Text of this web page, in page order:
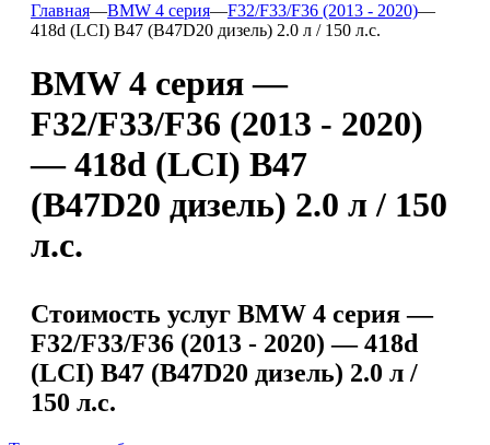
Главная—BMW 4 серия—F32/F33/F36 (2013 - 2020)—
418d (LCI) B47 (B47D20 дизель) 2.0 л / 150 л.с.
BMW 4 серия —
F32/F33/F36 (2013 - 2020)
— 418d (LCI) B47
(B47D20 дизель) 2.0 л / 150
л.с.
Стоимость услуг BMW 4 серия —
F32/F33/F36 (2013 - 2020) — 418d
(LCI) B47 (B47D20 дизель) 2.0 л /
150 л.с.